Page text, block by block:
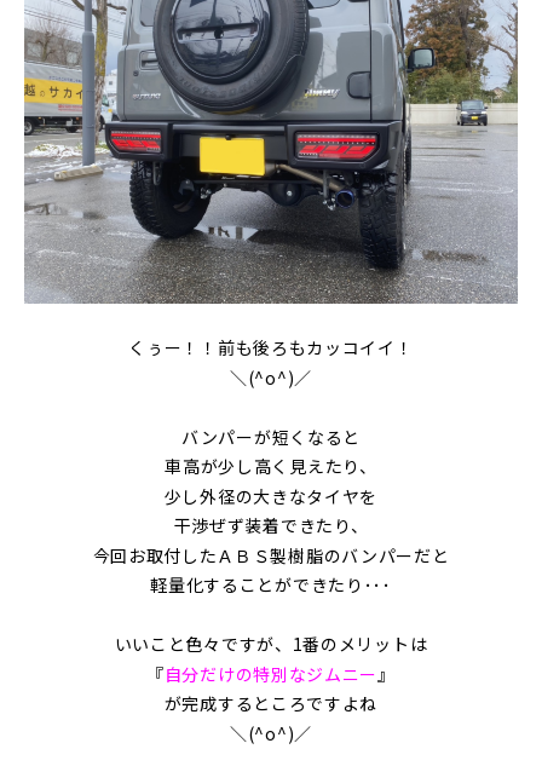
くぅー！！前も後ろもカッコイイ！
＼(^o^)／
バンパーが短くなると
車高が少し高く見えたり、
少し外径の大きなタイヤを
干渉ぜず装着できたり、
今回お取付したＡＢＳ製樹脂のバンパーだと
軽量化することができたり･･･
いいこと色々ですが、1番のメリットは
『自分だけの特別なジムニー 』
が完成するところですよね
＼(^o^)／